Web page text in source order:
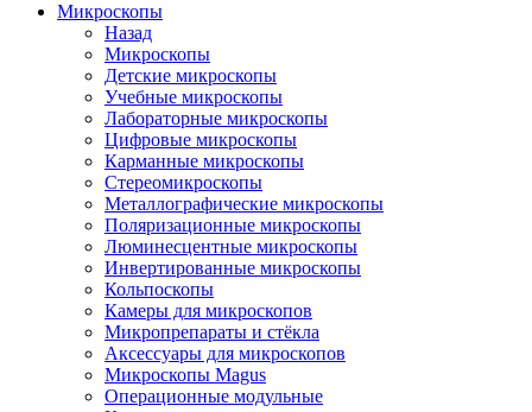
Микроскопы
Назад
Микроскопы
Детские микроскопы
Учебные микроскопы
Лабораторные микроскопы
Цифровые микроскопы
Карманные микроскопы
Стереомикроскопы
Металлографические микроскопы
Поляризационные микроскопы
Люминесцентные микроскопы
Инвертированные микроскопы
Кольпоскопы
Камеры для микроскопов
Микропрепараты и стёкла
Аксессуары для микроскопов
Микроскопы Magus
Операционные модульные